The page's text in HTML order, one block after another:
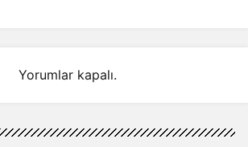
Yorumlar kapalı.